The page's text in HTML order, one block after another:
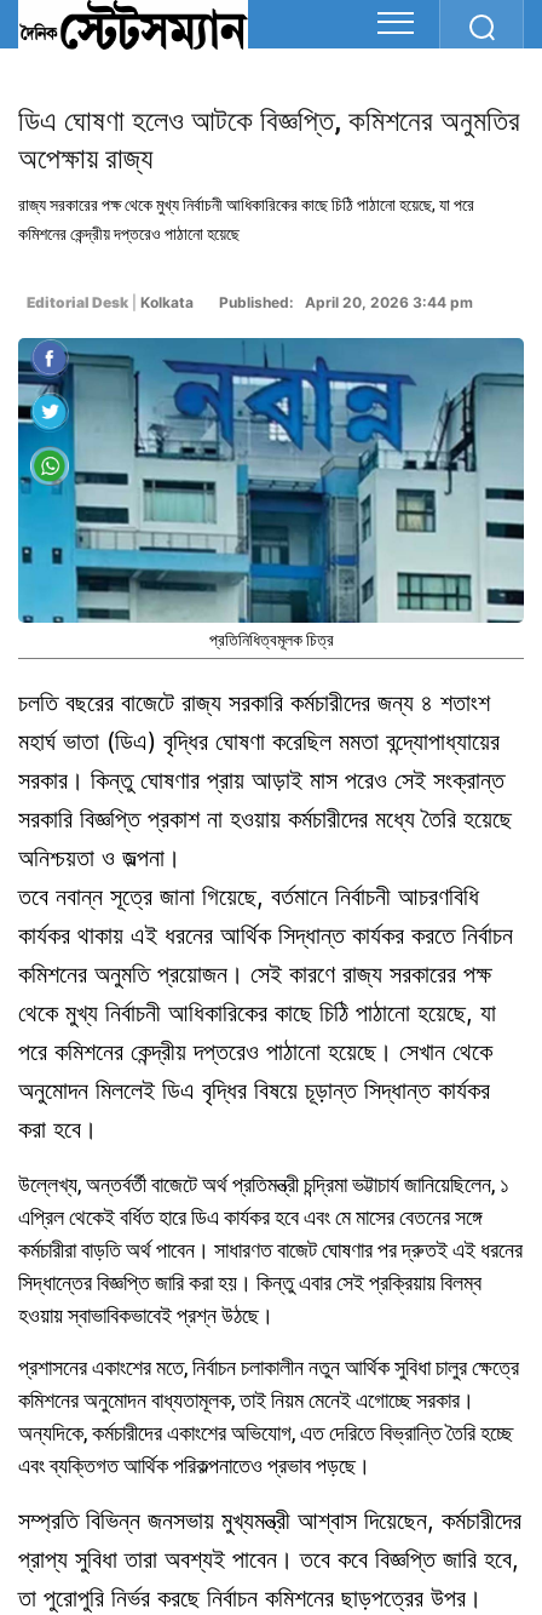
ডিএ ঘোষণা হলেও আটকে বিজ্ঞপ্তি, কমিশনের অনুমতির
অপেক্ষায় রাজ্য
রাজ্য সরকারের পক্ষ থেকে মুখ্য নির্বাচনী আধিকারিকের কাছে চিঠি পাঠানো হয়েছে, যা পরে
কমিশনের কেন্দ্রীয় দপ্তরেও পাঠানো হয়েছে
Editorial Desk Kolkata Published: April 20, 2026 3:44 pm
প্রতিনিধিত্বমূলক চিত্র
চলতি বছরের বাজেটে রাজ্য সরকারি কর্মচারীদের জন্য ৪ শতাংশ
মহার্ঘ ভাতা (ডিএ) বৃদ্ধির ঘোষণা করেছিল মমতা বন্দ্যোপাধ্যায়ের
সরকার। কিন্তু ঘোষণার প্রায় আড়াই মাস পরেও সেই সংক্রান্ত
সরকারি বিজ্ঞপ্তি প্রকাশ না হওয়ায় কর্মচারীদের মধ্যে তৈরি হয়েছে
অনিশ্চয়তা ও জল্পনা।
তবে নবান্ন সূত্রে জানা গিয়েছে, বর্তমানে নির্বাচনী আচরণবিধি
কার্যকর থাকায় এই ধরনের আর্থিক সিদ্ধান্ত কার্যকর করতে নির্বাচন
কমিশনের অনুমতি প্রয়োজন। সেই কারণে রাজ্য সরকারের পক্ষ
থেকে মুখ্য নির্বাচনী আধিকারিকের কাছে চিঠি পাঠানো হয়েছে, যা
পরে কমিশনের কেন্দ্রীয় দপ্তরেও পাঠানো হয়েছে। সেখান থেকে
অনুমোদন মিললেই ডিএ বৃদ্ধির বিষয়ে চূড়ান্ত সিদ্ধান্ত কার্যকর
করা হবে।
উল্লেখ্য, অন্তর্বর্তী বাজেটে অর্থ প্রতিমন্ত্রী চন্দ্রিমা ভট্টাচার্য জানিয়েছিলেন, ১
এপ্রিল থেকেই বর্ধিত হারে ডিএ কার্যকর হবে এবং মে মাসের বেতনের সঙ্গে
কর্মচারীরা বাড়তি অর্থ পাবেন। সাধারণত বাজেট ঘোষণার পর দ্রুতই এই ধরনের
সিদ্ধান্তের বিজ্ঞপ্তি জারি করা হয়। কিন্তু এবার সেই প্রক্রিয়ায় বিলম্ব
হওয়ায় স্বাভাবিকভাবেই প্রশ্ন উঠছে।
প্রশাসনের একাংশের মতে, নির্বাচন চলাকালীন নতুন আর্থিক সুবিধা চালুর ক্ষেত্রে
কমিশনের অনুমোদন বাধ্যতামূলক, তাই নিয়ম মেনেই এগোচ্ছে সরকার।
অন্যদিকে, কর্মচারীদের একাংশের অভিযোগ, এত দেরিতে বিভ্রান্তি তৈরি হচ্ছে
এবং ব্যক্তিগত আর্থিক পরিকল্পনাতেও প্রভাব পড়ছে।
সম্প্রতি বিভিন্ন জনসভায় মুখ্যমন্ত্রী আশ্বাস দিয়েছেন, কর্মচারীদের
প্রাপ্য সুবিধা তারা অবশ্যই পাবেন। তবে কবে বিজ্ঞপ্তি জারি হবে,
তা পুরোপুরি নির্ভর করছে নির্বাচন কমিশনের ছাড়পত্রের উপর।